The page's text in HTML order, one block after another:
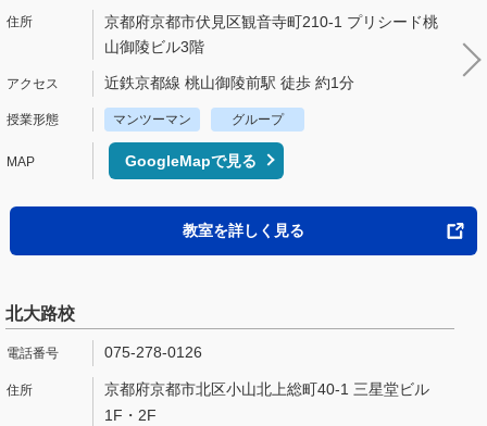
京都府京都市伏見区観音寺町210-1 プリシード桃
山御陵ビル3階
近鉄京都線 桃山御陵前駅 徒歩 約1分
マンツーマン グループ
GoogleMapで見る
教室を詳しく見る
北大路校
075-278-0126
京都府京都市北区小山北上総町40-1 三星堂ビル
1F・2F